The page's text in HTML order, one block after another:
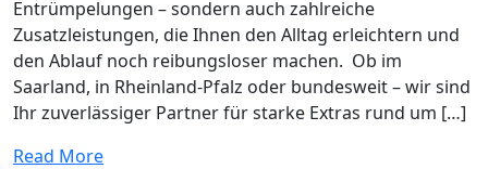
Entrümpelungen – sondern auch zahlreiche
Zusatzleistungen, die Ihnen den Alltag erleichtern und
den Ablauf noch reibungsloser machen. Ob im
Saarland, in Rheinland-Pfalz oder bundesweit – wir sind
Ihr zuverlässiger Partner für starke Extras rund um […]
Read More